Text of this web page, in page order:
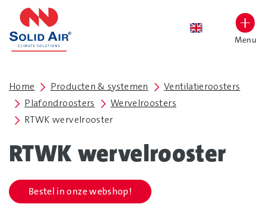
overslaan
Menu
Home Producten & systemen
Ventilatieroosters
Plafondroosters
Wervelroosters
RTWK wervelrooster
RTWK wervelrooster
Bestel in onze webshop!